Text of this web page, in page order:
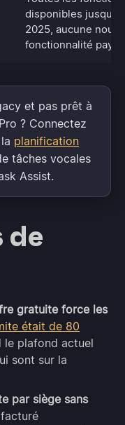
disponibles
2025, aucune
fonctionnalité
et pas prêt à
? Connectez
planification
tâches vocales
Assist.
de
gratuite force les
était de 80
le plafond actuel
sont sur la
par siège sans